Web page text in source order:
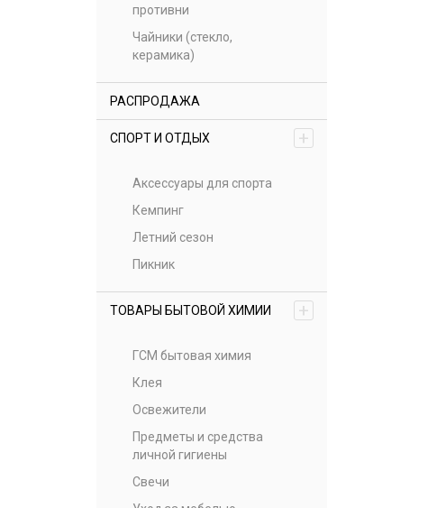
противни
Чайники (стекло,
керамика)
РАСПРОДАЖА
СПОРТ И ОТДЫХ +
Аксессуары для спорта
Кемпинг
Летний сезон
Пикник
ТОВАРЫ БЫТОВОЙ ХИМИИ +
ГСМ бытовая химия
Клея
Освежители
Предметы и средства
личной гигиены
Свечи